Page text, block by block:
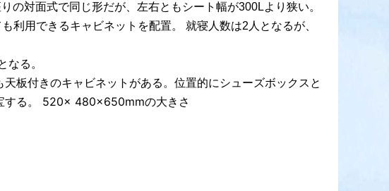
の対面式で同じ形だが、左右ともシート幅が300Lより狭い。
利用できるキャビネットを配置。 就寝人数は2人となるが、
なる。
天板付きのキャビネットがある。位置的にシューズボックスと
する。 520× 480×650mmの大きさ